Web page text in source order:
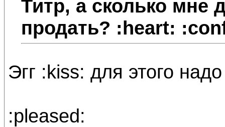
Титр, а сколько мне
продать? :heart:
Эгг :kiss: для этого
:pleased: